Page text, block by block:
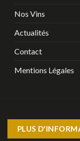
Nos Vins
Actualités
Contact
Mentions Légales
PLUS